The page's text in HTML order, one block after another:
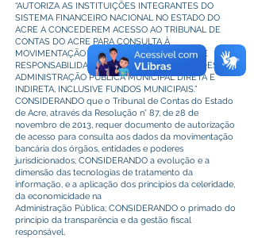
“AUTORIZA AS INSTITUIÇÕES INTEGRANTES DO
SISTEMA FINANCEIRO NACIONAL NO ESTADO DO
ACRE A CONCEDEREM ACESSO AO TRIBUNAL DE
CONTAS DO ACRE PARA CONSULTA À
MOVIMENTAÇÃO DAS CONTAS BANCÁRIAS DE
RESPONSABILIDADE DOS ÓRGÃOS E ENTIDADES DA
ADMINISTRAÇÃO PÚBLICA MUNICIPAL DIRETA E
INDIRETA, INCLUSIVE FUNDOS MUNICIPAIS.”
CONSIDERANDO que o Tribunal de Contas do Estado
de Acre, através da Resolução n° 87, de 28 de
novembro de 2013, requer documento de autorização
de acesso para consulta aos dados da movimentação
bancária dos órgãos, entidades e poderes
jurisdicionados; CONSIDERANDO a evolução e a
dimensão das tecnologias de tratamento da
informação, e a aplicação dos princípios da celeridade,
da economicidade na
Administração Pública; CONSIDERANDO o primado do
princípio da transparência e da gestão fiscal
responsável,